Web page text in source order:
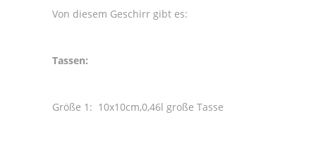
Von diesem Geschirr gibt es:
Tassen:
Größe 1: 10x10cm,0,46l große Tasse